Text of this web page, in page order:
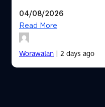
04/08/2026
Read More
Worawalan| 2 days ago